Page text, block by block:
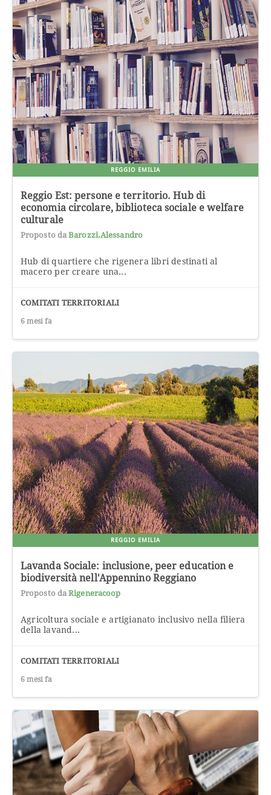
REGGIO EMILIA
Reggio Est: persone e territorio. Hub di
economia circolare, biblioteca sociale e welfare
culturale
Proposto da Barozzi.alessandro
Hub di quartiere che rigenera libri destinati al
macero per creare una...
COMITATI TERRITORIALI
6 mesi fa
REGGIO EMILIA
Lavanda Sociale: inclusione, peer education e
biodiversità nell'Appennino Reggiano
Proposto da Rigeneracoop
Agricoltura sociale e artigianato inclusivo nella filiera
della lavand...
COMITATI TERRITORIALI
6 mesi fa